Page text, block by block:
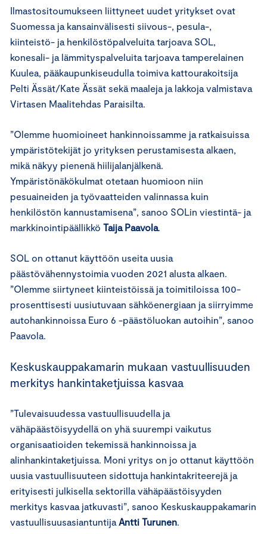
Ilmastositoumukseen liittyneet uudet yritykset ovat
Suomessa ja kansainvälisesti siivous-, pesula-,
kiinteistö- ja henkilöstöpalveluita tarjoava SOL,
konesali- ja lämmityspalveluita tarjoava tamperelainen
Kuulea, pääkaupunkiseudulla toimiva kattourakoitsija
Pelti Ässät/Kate Ässät sekä maaleja ja lakkoja valmistava
Virtasen Maalitehdas Paraisilta.
”Olemme huomioineet hankinnoissamme ja ratkaisuissa
ympäristötekijät jo yrityksen perustamisesta alkaen,
mikä näkyy pienenä hiilijalanjälkenä.
Ympäristönäkökulmat otetaan huomioon niin
pesuaineiden ja työvaatteiden valinnassa kuin
henkilöstön kannustamisena”, sanoo SOLin viestintä- ja
markkinointipäällikkö Taija Paavola.
SOL on ottanut käyttöön useita uusia
päästövähennystoimia vuoden 2021 alusta alkaen.
”Olemme siirtyneet kiinteistöissä ja toimitiloissa 100-
prosenttisesti uusiutuvaan sähköenergiaan ja siirryimme
autohankinnoissa Euro 6 -päästöluokan autoihin”, sanoo
Paavola.
Keskuskauppakamarin mukaan vastuullisuuden
merkitys hankintaketjuissa kasvaa
”Tulevaisuudessa vastuullisuudella ja
vähäpäästöisyydellä on yhä suurempi vaikutus
organisaatioiden tekemissä hankinnoissa ja
alinhankintaketjuissa. Moni yritys on jo ottanut käyttöön
uusia vastuullisuuteen sidottuja hankintakriteerejä ja
erityisesti julkisella sektorilla vähäpäästöisyyden
merkitys kasvaa jatkuvasti”, sanoo Keskuskauppakamarin
vastuullisuusasiantuntija Antti Turunen.